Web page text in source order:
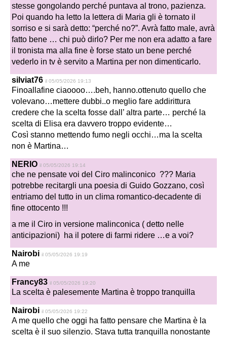
stesse gongolando perché puntava al trono, pazienza.
Poi quando ha letto la lettera di Maria gli è tornato il
sorriso e si sarà detto: “perché no?”. Avrà fatto male, avrà
fatto bene … chi può dirlo? Per me non era adatto a fare
il tronista ma alla fine è forse stato un bene perché
vederlo in tv è servito a Martina per non dimenticarlo.
silviat76 il 05/05/2026 19:13
Finoallafine ciaoooo….beh, hanno.ottenuto quello che
volevano…mettere dubbi..o meglio fare addirittura
credere che la scelta fosse dall’ altra parte… perché la
scelta di Elisa era davvero troppo evidente…
Così stanno mettendo fumo negli occhi…ma la scelta
non è Martina…
NERIO il 05/05/2026 19:14
che ne pensate voi del Ciro malinconico ??? Maria
potrebbe recitargli una poesia di Guido Gozzano, così
entriamo del tutto in un clima romantico-decadente di
fine ottocento !!!
a me il Ciro in versione malinconica ( detto nelle
anticipazioni) ha il potere di farmi ridere …e a voi?
Nairobi il 05/05/2026 19:19
A me
Francy83 il 05/05/2026 19:20
La scelta è palesemente Martina è troppo tranquilla
Nairobi il 05/05/2026 19:22
A me quello che oggi ha fatto pensare che Martina è la
scelta è il suo silenzio. Stava tutta tranquilla nonostante